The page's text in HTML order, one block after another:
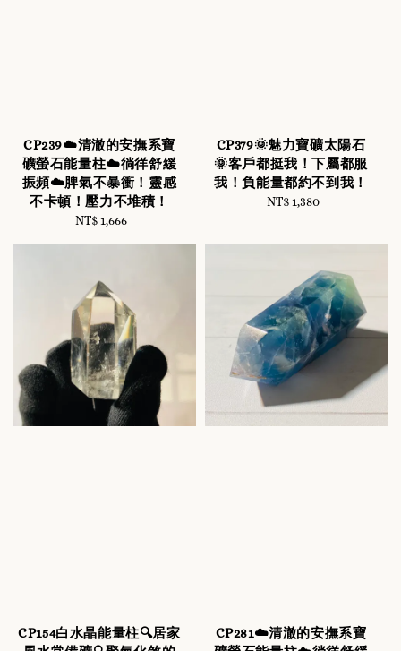
CP239☁️清澈的安撫系寶
礦螢石能量柱☁️徜徉舒緩
振頻☁️脾氣不暴衝！靈感
不卡頓！壓力不堆積！
Regular
NT$ 1,666
CP379🌞魅力寶礦太陽石
🌞客戶都挺我！下屬都服
我！負能量都約不到我！
Regular
NT$ 1,380
CP154白水晶能量柱🔍居家
CP281☁️清澈的安撫系寶